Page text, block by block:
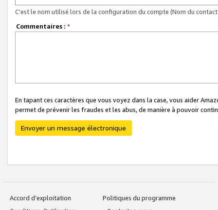
C'est le nom utilisé lors de la configuration du compte (Nom du
Commentaires : *
En tapant ces caractères que vous voyez dans la case, vous aider
permet de prévenir les fraudes et les abus, de manière à pouvoir
Envoyer un message électronique
Accord d’exploitation
Politiques du programme